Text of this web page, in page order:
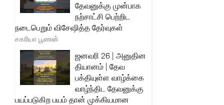
தேவனுக்கு முன்பாக
நற்சாட்சி பெற்றிட
நடைபெறும் விசேஷித்த தேர்வுகள்
சகரியா பூணன்
ஜனவரி 26 | அனுதின
தியானம் | தேவ
பக்தியுள்ள வாழ்க்கை
வாழ்ந்திட தேவனுக்கு
பயப்படுகிற பயம் தான் முக்கியமான